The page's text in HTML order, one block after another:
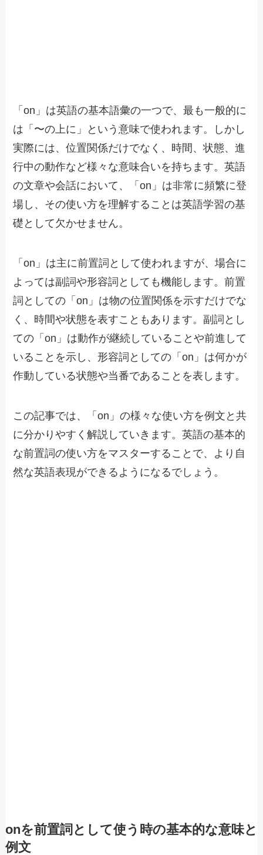
「on」は英語の基本語彙の一つで、最も一般的に
は「〜の上に」という意味で使われます。しかし
実際には、位置関係だけでなく、時間、状態、進
行中の動作など様々な意味合いを持ちます。英語
の文章や会話において、「on」は非常に頻繁に登
場し、その使い方を理解することは英語学習の基
礎として欠かせません。
「on」は主に前置詞として使われますが、場合に
よっては副詞や形容詞としても機能します。前置
詞としての「on」は物の位置関係を示すだけでな
く、時間や状態を表すこともあります。副詞とし
ての「on」は動作が継続していることや前進して
いることを示し、形容詞としての「on」は何かが
作動している状態や当番であることを表します。
この記事では、「on」の様々な使い方を例文と共
に分かりやすく解説していきます。英語の基本的
な前置詞の使い方をマスターすることで、より自
然な英語表現ができるようになるでしょう。
onを前置詞として使う時の基本的な意味と
例文